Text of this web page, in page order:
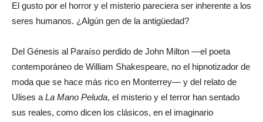
El gusto por el horror y el misterio pareciera ser inherente a los
seres humanos. ¿Algún gen de la antigüedad?
Del Génesis al Paraíso perdido de John Milton —el poeta
contemporáneo de William Shakespeare, no el hipnotizador de
moda que se hace más rico en Monterrey— y del relato de
Ulises a La Mano Peluda, el misterio y el terror han sentado
sus reales, como dicen los clásicos, en el imaginario